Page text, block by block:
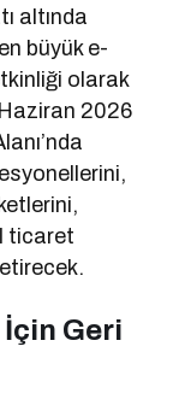
altında
büyük e-
olarak
2026
ticaret
İçin Geri